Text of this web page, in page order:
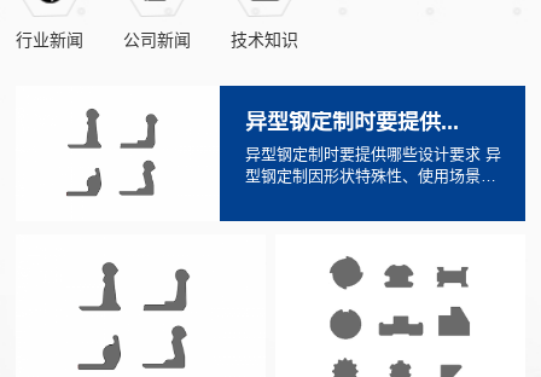
行业新闻 公司新闻 技术知识
​异型钢定制时要提供...
异型钢定制时要提供哪些设计要求 异
型钢定制因形状特殊性、使用场景多
定产品能否满足性能、...